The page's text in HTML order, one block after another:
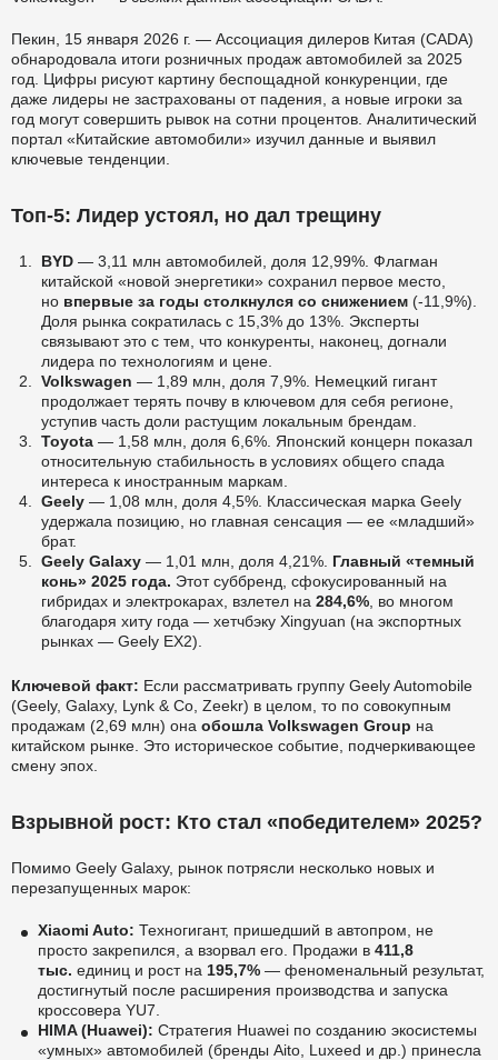
Пекин, 15 января 2026 г. — Ассоциация дилеров Китая (CADA)
обнародовала итоги розничных продаж автомобилей за 2025
год. Цифры рисуют картину беспощадной конкуренции, где
даже лидеры не застрахованы от падения, а новые игроки за
год могут совершить рывок на сотни процентов. Аналитический
портал «Китайские автомобили» изучил данные и выявил
ключевые тенденции.
Топ-5: Лидер устоял, но дал трещину
BYD — 3,11 млн автомобилей, доля 12,99%. Флагман
китайской «новой энергетики» сохранил первое место,
но впервые за годы столкнулся со снижением (-11,9%).
Доля рынка сократилась с 15,3% до 13%. Эксперты
связывают это с тем, что конкуренты, наконец, догнали
лидера по технологиям и цене.
Volkswagen — 1,89 млн, доля 7,9%. Немецкий гигант
продолжает терять почву в ключевом для себя регионе,
уступив часть доли растущим локальным брендам.
Toyota — 1,58 млн, доля 6,6%. Японский концерн показал
относительную стабильность в условиях общего спада
интереса к иностранным маркам.
Geely — 1,08 млн, доля 4,5%. Классическая марка Geely
удержала позицию, но главная сенсация — ее «младший»
брат.
Geely Galaxy — 1,01 млн, доля 4,21%. Главный «темный
конь» 2025 года. Этот суббренд, сфокусированный на
гибридах и электрокарах, взлетел на 284,6% , во многом
благодаря хиту года — хетчбэку Xingyuan (на экспортных
рынках — Geely EX2).
Ключевой факт: Если рассматривать группу Geely Automobile
(Geely, Galaxy, Lynk & Co, Zeekr) в целом, то по совокупным
продажам (2,69 млн) она обошла Volkswagen Group на
китайском рынке. Это историческое событие, подчеркивающее
смену эпох.
Взрывной рост: Кто стал «победителем» 2025?
Помимо Geely Galaxy, рынок потрясли несколько новых и
перезапущенных марок:
Xiaomi Auto: Техногигант, пришедший в автопром, не
просто закрепился, а взорвал его. Продажи в 411,8
тыс. единиц и рост на 195,7% — феноменальный результат,
достигнутый после расширения производства и запуска
кроссовера YU7.
HIMA (Huawei): Стратегия Huawei по созданию экосистемы
«умных» автомобилей (бренды Aito, Luxeed и др.) принесла